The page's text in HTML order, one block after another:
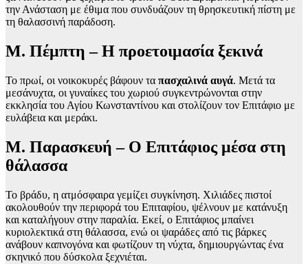
την Ανάσταση με έθιμα που συνδυάζουν τη θρησκευτική πίστη με
τη θαλασσινή παράδοση.
Μ. Πέμπτη – Η προετοιμασία ξεκινά
Το πρωί, οι νοικοκυρές βάφουν τα πασχαλινά αυγά. Μετά τα
μεσάνυχτα, οι γυναίκες του χωριού συγκεντρώνονται στην
εκκλησία του Αγίου Κωνσταντίνου και στολίζουν τον Επιτάφιο με
ευλάβεια και μεράκι.
Μ. Παρασκευή – Ο Επιτάφιος μέσα στη
θάλασσα
Το βράδυ, η ατμόσφαιρα γεμίζει συγκίνηση. Χιλιάδες πιστοί
ακολουθούν την περιφορά του Επιταφίου, ψέλνουν με κατάνυξη
και καταλήγουν στην παραλία. Εκεί, ο Επιτάφιος μπαίνει
κυριολεκτικά στη θάλασσα, ενώ οι ψαράδες από τις βάρκες
ανάβουν καπνογόνα και φωτίζουν τη νύχτα, δημιουργώντας ένα
σκηνικό που δύσκολα ξεχνιέται.